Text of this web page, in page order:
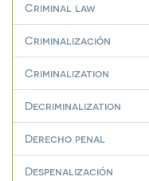
Criminal law
Criminalización
Criminalization
Decriminalization
Derecho penal
Despenalización